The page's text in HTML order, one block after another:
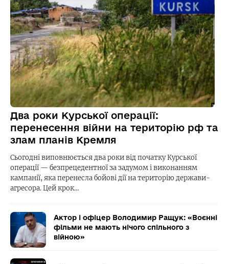
Два роки Курської операції:
перенесення війни на територію рф та
злам планів Кремля
Сьогодні виповнюється два роки від початку Курської
операції — безпрецедентної за задумом і виконанням
кампанії, яка перенесла бойові дії на територію держави-
агресора. Цей крок…
Актор і офіцер Володимир Ращук: «Воєнні
фільми не мають нічого спільного з
війною»